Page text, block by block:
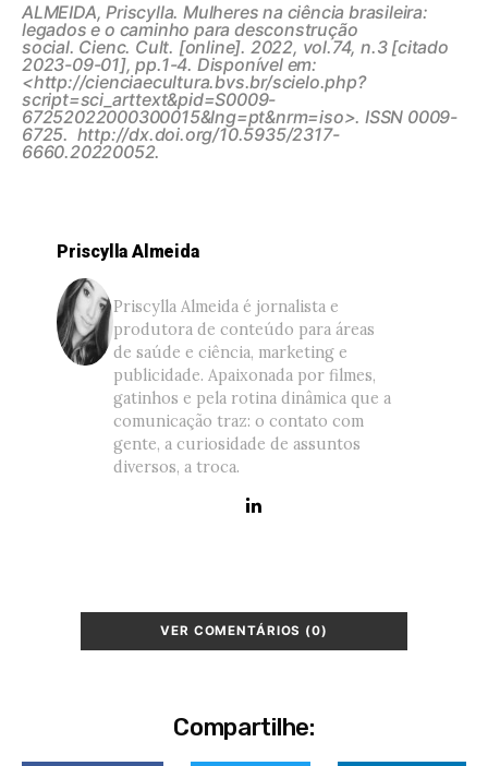
ALMEIDA, Priscylla. Mulheres na ciência brasileira:
legados e o caminho para desconstrução
social. Cienc. Cult. [online]. 2022, vol.74, n.3 [citado
2023-09-01], pp.1-4. Disponível em:
<http://cienciaecultura.bvs.br/scielo.php?
script=sci_arttext&pid=S0009-
67252022000300015&lng=pt&nrm=iso>. ISSN 0009-
6725. http://dx.doi.org/10.5935/2317-
6660.20220052.
Priscylla Almeida
Priscylla Almeida é jornalista e
produtora de conteúdo para áreas
de saúde e ciência, marketing e
publicidade. Apaixonada por filmes,
gatinhos e pela rotina dinâmica que a
comunicação traz: o contato com
gente, a curiosidade de assuntos
diversos, a troca.
VER COMENTÁRIOS (0)
Compartilhe: